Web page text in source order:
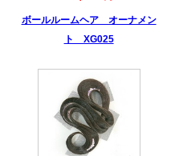
ボールルームヘア オーナメン
ト XG025